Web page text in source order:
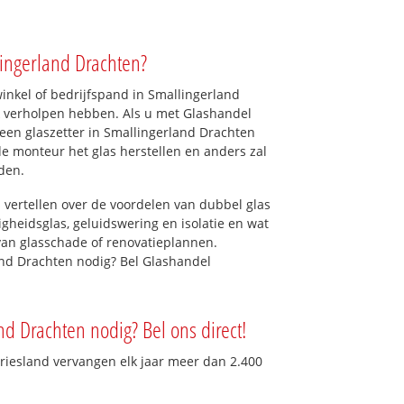
Drachten?
of bedrijfspand in Smallingerland
hebben. Als u met Glashandel
glaszetter in Smallingerland Drachten
monteur het glas herstellen en anders zal
over de voordelen van dubbel glas
geluidswering en isolatie en wat
glasschade of renovatieplannen.
Drachten nodig? Bel Glashandel
Drachten nodig? Bel ons direct!
vervangen elk jaar meer dan 2.400